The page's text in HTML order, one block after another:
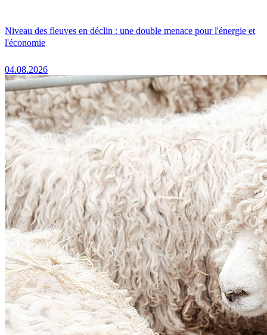
Niveau des fleuves en déclin : une double menace pour l'énergie et
l'économie
04.08.2026